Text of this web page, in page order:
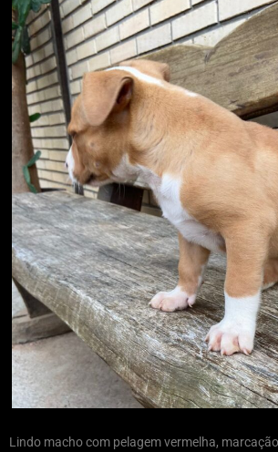
Lindo macho com pelagem vermelha,